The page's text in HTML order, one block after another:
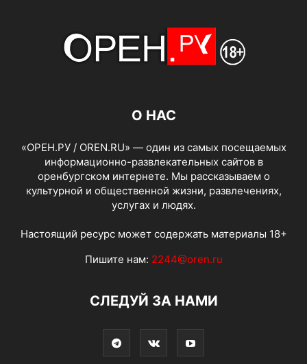
О НАС
«ОРЕН.РУ / OREN.RU» — один из самых посещаемых
информационно-развлекательных сайтов в
оренбургском интернете. Мы рассказываем о
культурной и общественной жизни, развлечениях,
услугах и людях.
Настоящий ресурс может содержать материалы 18+
Пишите нам: 2244@oren.ru
СЛЕДУЙ ЗА НАМИ